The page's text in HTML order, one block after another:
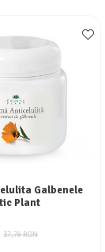
Galbenele
Plant
37,78 RON